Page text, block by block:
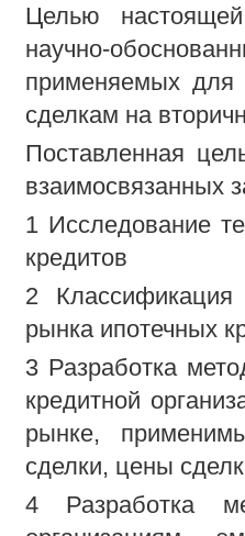
Целью
научно-
применяемых для
сделкам на
Поставленная
взаимосвязанных
1 Исследование
кредитов
2 Классификация
рынка ипотечных
3 Разработка
кредитной
рынке,
сделки, цены
4 Разработка